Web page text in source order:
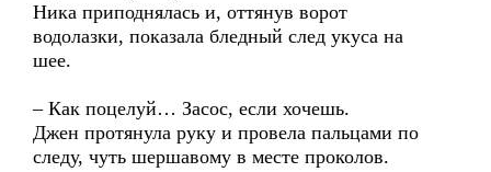
Ника приподнялась и, оттянув ворот
водолазки, показала бледный след укуса на
шее.
– Как поцелуй… Засос, если хочешь.
Джен протянула руку и провела пальцами по
следу, чуть шершавому в месте проколов.